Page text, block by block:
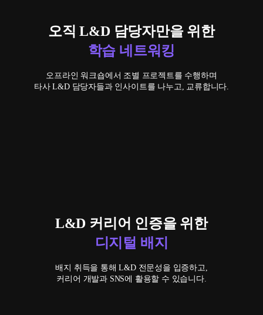
오직 L&D 담당자만을 위한
학습 네트워킹
오프라인 워크숍에서 조별 프로젝트를 수행하며
타사 L&D 담당자들과 인사이트를 나누고, 교류합니다.
L&D 커리어 인증을 위한
디지털 배지
배지 취득을 통해 L&D 전문성을 입증하고,
커리어 개발과 SNS에 활용할 수 있습니다.